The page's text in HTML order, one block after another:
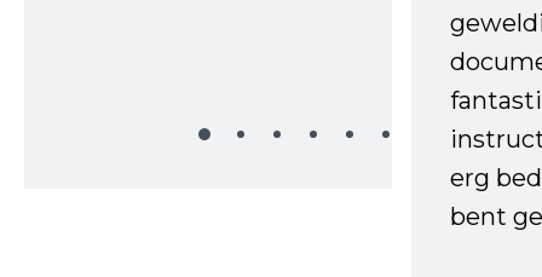
erg
bent